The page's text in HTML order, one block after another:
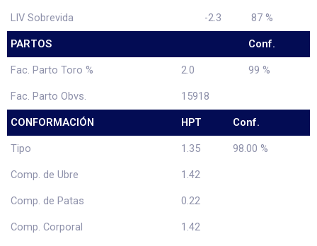
LIV Sobrevida -2.3 87 %
PARTOS Conf.
Fac. Parto Toro % 2.0 99 %
Fac. Parto Obvs. 15918
CONFORMACIÓN HPT Conf.
Tipo 1.35 98.00 %
Comp. de Ubre 1.42
Comp. de Patas 0.22
Comp. Corporal 1.42